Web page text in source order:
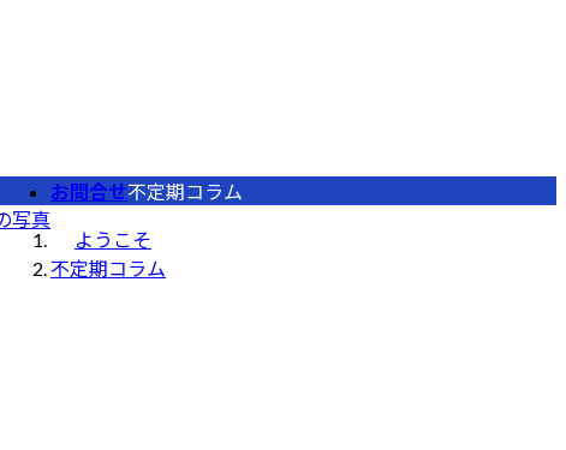
写真
お問合せ不定期コラム
ようこそ
不定期コラム